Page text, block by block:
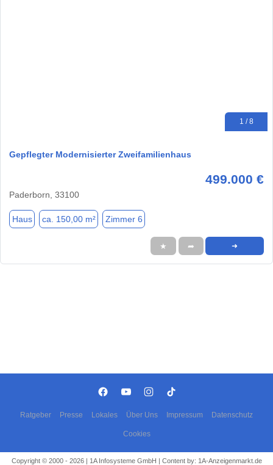
1 / 8
Gepflegter Modernisierter Zweifamilienhaus
499.000 €
Paderborn, 33100
Haus ca. 150,00 m² Zimmer 6
★ ➦ ➜
Ratgeber Presse Lokales Über Uns Impressum Datenschutz
Cookies
Copyright © 2000 - 2026 | 1A Infosysteme GmbH | Content by: 1A-Anzeigenmarkt.de